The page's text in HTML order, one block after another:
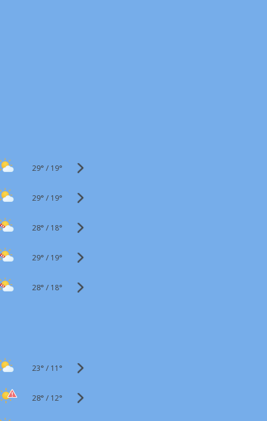
29° / 19°
29° / 19°
28° / 18°
29° / 19°
28° / 18°
23° / 11°
28° / 12°